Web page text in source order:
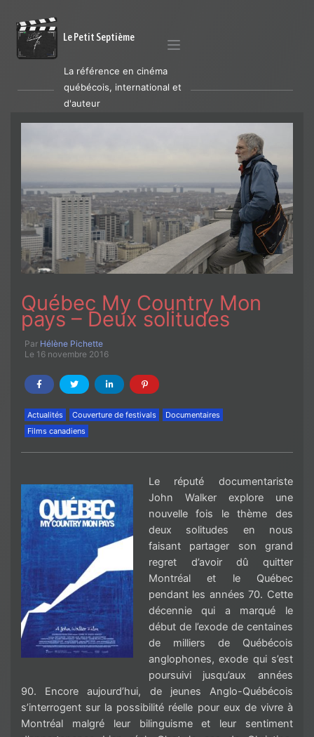
Le Petit Septième
La référence en cinéma
québécois, international et
d'auteur
Québec My Country Mon
pays – Deux solitudes
Par Hélène Pichette
Le 16 novembre 2016
Actualités Couverture de festivals
Documentaires
Films canadiens
Le réputé documentariste
John Walker explore une
nouvelle fois le thème des
deux solitudes en nous
faisant partager son grand
regret d’avoir dû quitter
Montréal et le Québec
pendant les années 70. Cette
décennie qui a marqué le
début de l’exode de centaines
de milliers de Québécois
anglophones, exode qui s’est
poursuivi jusqu’aux années
90. Encore aujourd’hui, de jeunes Anglo-Québécois
s’interrogent sur la possibilité réelle pour eux de vivre à
Montréal malgré leur bilinguisme et leur sentiment